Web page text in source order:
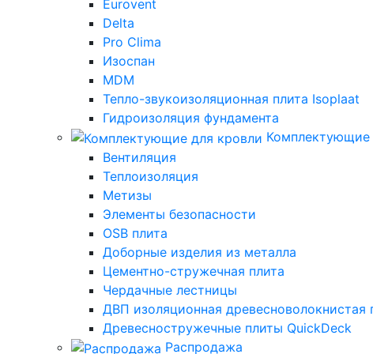
Eurovent
Delta
Pro Clima
Изоспан
MDM
Тепло-звукоизоляционная плита Isoplaat
Гидроизоляция фундамента
Комплектующие
Вентиляция
Теплоизоляция
Метизы
Элементы безопасности
OSB плита
Доборные изделия из металла
Цементно-стружечная плита
Чердачные лестницы
ДВП изоляционная древесноволокнистая
Древесностружечные плиты QuickDeck
Распродажа